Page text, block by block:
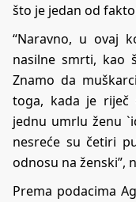
što je jedan od
“Naravno, u ovaj
nasilne smrti, kao
Znamo da
toga, kada je riječ
jednu umrlu ženu
nesreće su četiri
odnosu na ženski”,
Prema podacima